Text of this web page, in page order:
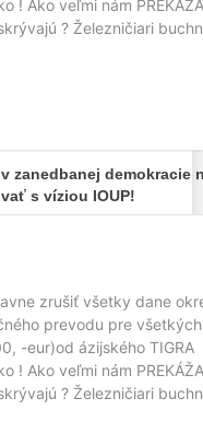
zanedbanej demokracie
s víziou IOUP!